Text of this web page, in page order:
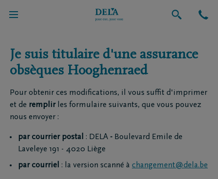
Je suis titulaire d'une assurance
obsèques Hooghenraed
Pour obtenir ces modifications, il vous suffit d'imprimer
et de remplirles formulaire suivants, que vous pouvez
nous envoyer :
par courrier postal : DELA - Boulevard Emile de
Laveleye 191 - 4020 Liège
par courriel : la version scanné à changement@dela.be